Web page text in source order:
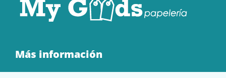
Más información